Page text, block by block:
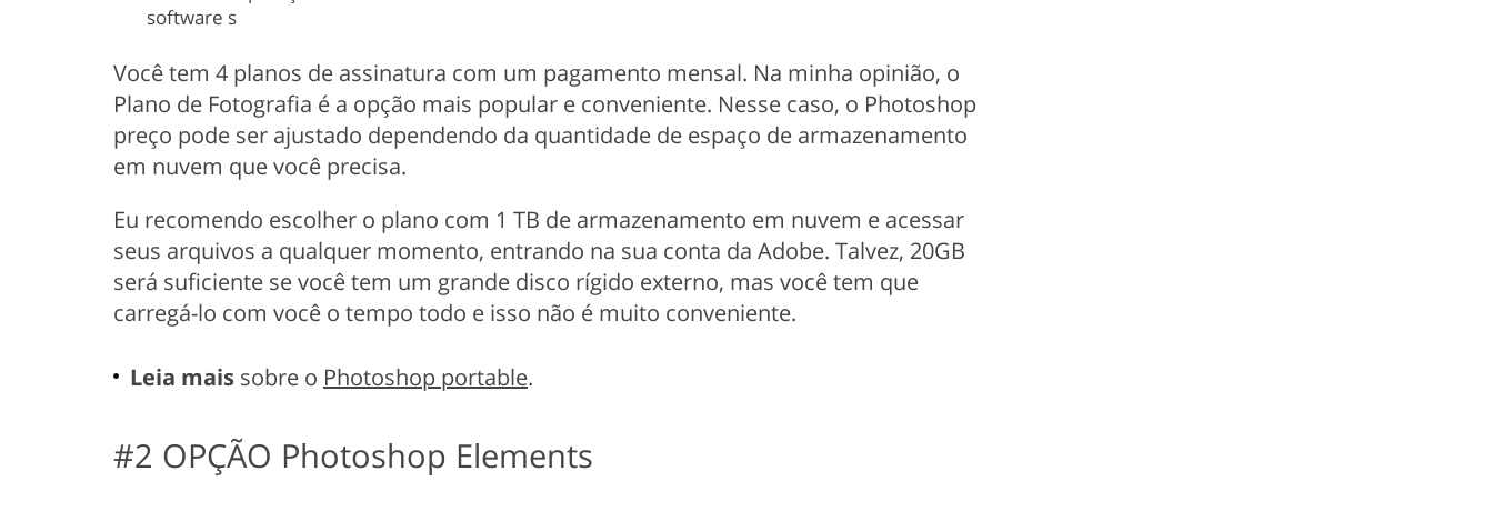
software s
Você tem 4 planos de assinatura com um pagamento mensal. Na minha opinião, o
Plano de Fotografia é a opção mais popular e conveniente. Nesse caso, o Photoshop
preço pode ser ajustado dependendo da quantidade de espaço de armazenamento
em nuvem que você precisa.
Eu recomendo escolher o plano com 1 TB de armazenamento em nuvem e acessar
seus arquivos a qualquer momento, entrando na sua conta da Adobe. Talvez, 20GB
será suficiente se você tem um grande disco rígido externo, mas você tem que
carregá-lo com você o tempo todo e isso não é muito conveniente.
Leia mais sobre o Photoshop portable.
#2 OPÇÃO Photoshop Elements